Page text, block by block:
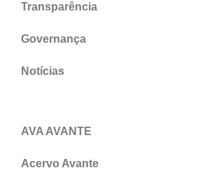
Transparência
Governança
Notícias
AVA AVANTE
Acervo Avante